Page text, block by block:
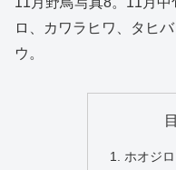
ロ、カワラヒワ、タヒ
ウ。
ホオジ